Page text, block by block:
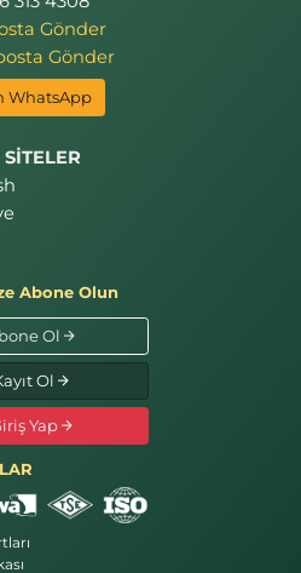
Gönder
Gönder
WhatsApp
Abone Olun
Ol
Ol
Yap